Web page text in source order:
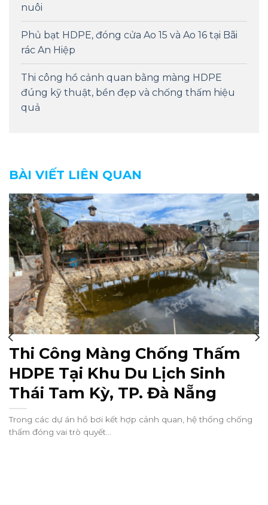
nuôi
Phủ bạt HDPE, đóng cửa Ao 15 và Ao 16 tại Bãi
rác An Hiệp
Thi công hồ cảnh quan bằng màng HDPE
đúng kỹ thuật, bền đẹp và chống thấm hiệu
quả
BÀI VIẾT LIÊN QUAN
Thi Công Màng Chống Thấm
HDPE Tại Khu Du Lịch Sinh
Thái Tam Kỳ, TP. Đà Nẵng
Trong các dự án hồ bơi kết hợp cảnh quan, hệ thống chống
thấm đóng vai trò quyết...